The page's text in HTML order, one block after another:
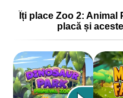
Îți place Zoo 2:
placă și